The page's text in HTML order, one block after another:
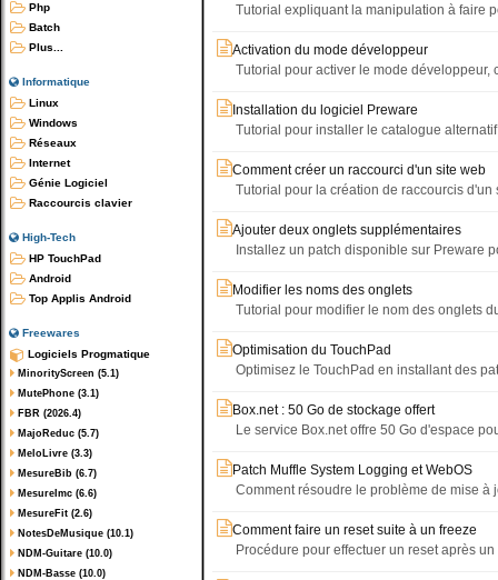
Php
Batch
Plus...
Informatique
Linux
Windows
Réseaux
Internet
Génie Logiciel
Raccourcis clavier
High-Tech
HP TouchPad
Android
Top Applis Android
Freewares
Logiciels Progmatique
MinorityScreen (5.1)
MutePhone (3.1)
FBR (2026.4)
MajoReduc (5.7)
MeloLivre (3.3)
MesureBib (6.7)
MesureImc (6.6)
MesureFit (2.6)
NotesDeMusique (10.1)
NDM-Guitare (10.0)
NDM-Basse (10.0)
Tutorial expliquant la manipulation à faire
Activation du mode développeur
Tutorial pour activer le mode
Installation du logiciel Preware
Tutorial pour installer le catalogue
Comment créer un raccourci d'un site web
Tutorial pour la création de raccourcis
Ajouter deux onglets supplémentaires
Installez un patch disponible sur Preware
Modifier les noms des onglets
Tutorial pour modifier le nom des onglets
Optimisation du TouchPad
Optimisez le TouchPad en installant des
Box.net : 50 Go de stockage offert
Le service Box.net offre 50 Go d'espace
Patch Muffle System Logging et WebOS
Comment résoudre le problème de mise à
Comment faire un reset suite à un freeze
Procédure pour effectuer un reset après